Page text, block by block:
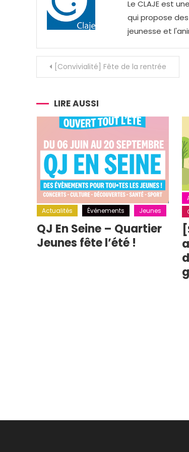
Le CLAJE est
qui propose
jeunesse et
Navigation
de
l’article
[Convivialité] Fête de la rentrée
LIRE AUSSI
Actualités Événements Jeunes
QJ En Seine – Quartier
Jeunes fête l’été !